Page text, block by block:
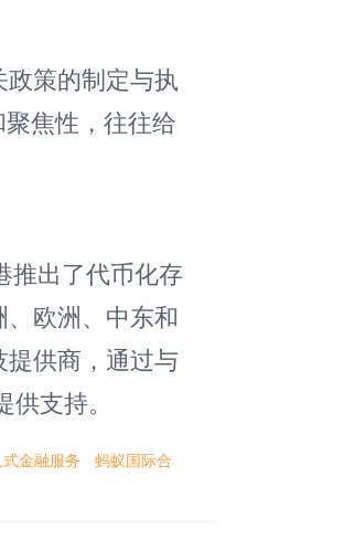
策的制定与执
焦性，往往给
推出了代币化存
欧洲、中东和
供商，通过与
支持。
金融服务 蚂蚁国际合